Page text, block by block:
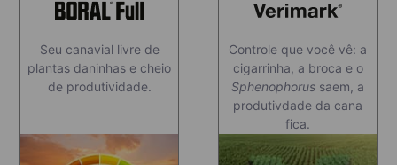
Seu canavial livre de
plantas daninhas e cheio
de produtividade.
Controle que você vê: a
cigarrinha, a broca e o
Sphenophorus saem, a
produtivdade da cana
fica.